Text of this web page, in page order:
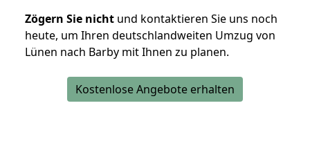
Zögern Sie nicht und kontaktieren Sie uns noch
heute, um Ihren deutschlandweiten Umzug von
Lünen nach Barby mit Ihnen zu planen.
Kostenlose Angebote erhalten